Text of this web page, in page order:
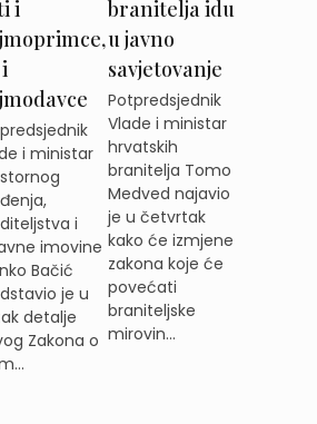
i
i ministar
i
imovine
Bačić
je u
detalje
Zakona o
branitelja idu
u javno
savjetovanje
Potpredsjednik
Vlade i ministar
hrvatskih
branitelja Tomo
Medved najavio
je u četvrtak
kako će izmjene
zakona koje će
povećati
braniteljske
mirovin...